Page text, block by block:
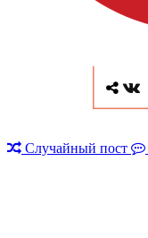
Случайный пост